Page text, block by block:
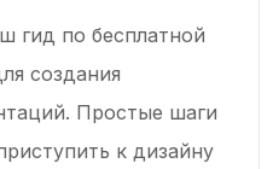
гид по бесплатной
создания
Простые шаги
к дизайну